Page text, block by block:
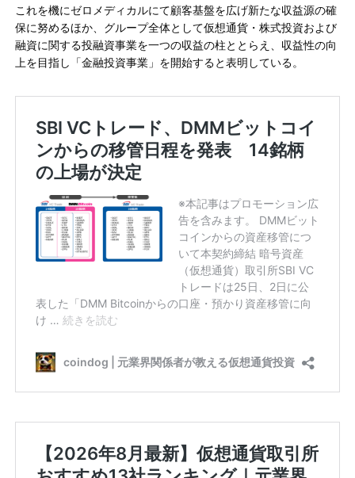
これを機にゼロメディカルにて顧客基盤を広げ新たな収益源の確
保に努めるほか、グループ全体として仮想通貨・株式投資および
融資に関する投融資事業を一つの収益の柱ととらえ、収益性の向
上を目指し「金融投資事業」を開始すると表明している。